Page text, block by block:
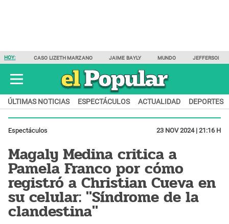
HOY: CASO LIZETH MARZANO JAIME BAYLY MUNDO JEFFERSON
ÚLTIMAS NOTICIAS ESPECTÁCULOS ACTUALIDAD DEPORTES
Espectáculos 23 NOV 2024 | 21:16 H
Magaly Medina critica a
Pamela Franco por cómo
registró a Christian Cueva en
su celular: "Síndrome de la
clandestina"